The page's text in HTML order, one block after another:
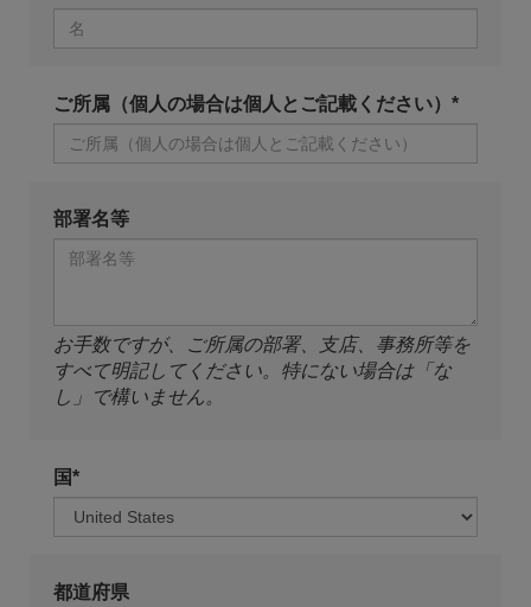
ご所属（個人の場合は個人とご記載ください）*
部署名等
お手数ですが、ご所属の部署、支店、事務所等を
すべて明記してください。特にない場合は「な
し」で構いません。
国*
都道府県